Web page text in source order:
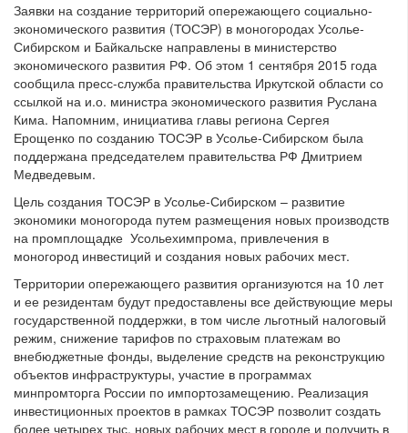
Заявки на создание территорий опережающего социально-
экономического развития (ТОСЭР) в моногородах Усолье-
Сибирском и Байкальске направлены в министерство
экономического развития РФ. Об этом 1 сентября 2015 года
сообщила пресс-служба правительства Иркутской области со
ссылкой на и.о. министра экономического развития Руслана
Кима. Напомним, инициатива главы региона Сергея
Ерощенко по созданию ТОСЭР в Усолье-Сибирском была
поддержана председателем правительства РФ Дмитрием
Медведевым.
Цель создания ТОСЭР в Усолье-Сибирском – развитие
экономики моногорода путем размещения новых производств
на промплощадке Усольехимпрома, привлечения в
моногород инвестиций и создания новых рабочих мест.
Территории опережающего развития организуются на 10 лет
и ее резидентам будут предоставлены все действующие меры
государственной поддержки, в том числе льготный налоговый
режим, снижение тарифов по страховым платежам во
внебюджетные фонды, выделение средств на реконструкцию
объектов инфраструктуры, участие в программах
минпромторга России по импортозамещению. Реализация
инвестиционных проектов в рамках ТОСЭР позволит создать
более четырех тыс. новых рабочих мест в городе и получить в